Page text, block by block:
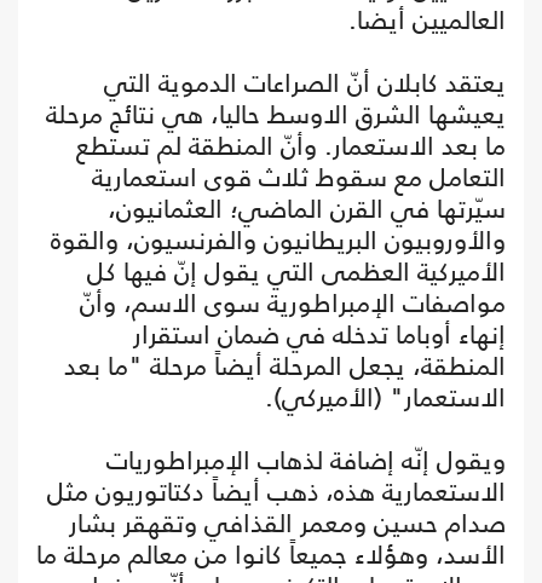
العالميين أيضا.
يعتقد كابلان أنّ الصراعات الدموية التي
يعيشها الشرق الاوسط حاليا، هي نتائج مرحلة
ما بعد الاستعمار. وأنّ المنطقة لم تستطع
التعامل مع سقوط ثلاث قوى استعمارية
سيّرتها في القرن الماضي؛ العثمانيون،
والأوروبيون البريطانيون والفرنسيون، والقوة
الأميركية العظمى التي يقول إنّ فيها كل
مواصفات الإمبراطورية سوى الاسم، وأنّ
إنهاء أوباما تدخله في ضمان استقرار
المنطقة، يجعل المرحلة أيضاً مرحلة "ما بعد
الاستعمار" (الأميركي).
ويقول إنّه إضافة لذهاب الإمبراطوريات
الاستعمارية هذه، ذهب أيضاً دكتاتوريون مثل
صدام حسين ومعمر القذافي وتقهقر بشار
الأسد، وهؤلاء جميعاً كانوا من معالم مرحلة ما